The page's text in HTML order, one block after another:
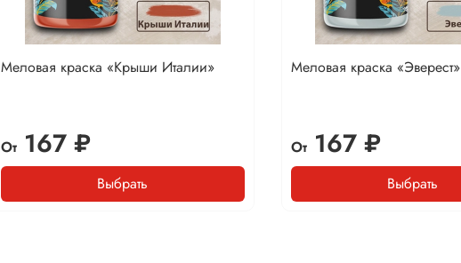
Меловая краска «Крыши Италии»
От167 ₽
Выбрать
Меловая краска «Эверест»
От167 ₽
Выбрать